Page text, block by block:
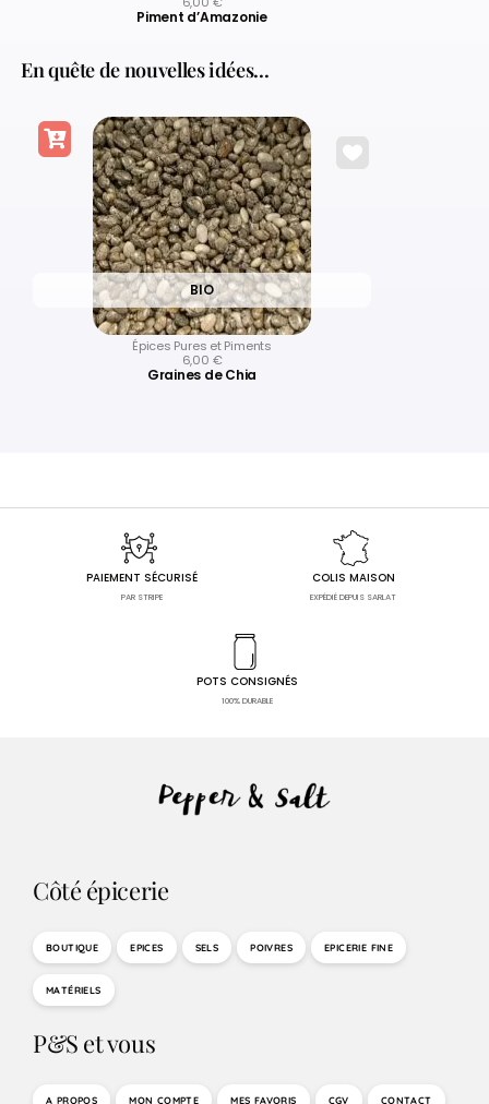
Piment d’Amazonie
En quête de nouvelles idées...
Épices Pures et Piments
6,00 €
Graines de Chia
BIO
PAIEMENT SÉCURISÉ
PAR STRIPE
COLIS MAISON
EXPÉDIÉ DEPUIS SARLAT
POTS CONSIGNÉS
100% DURABLE
Côté épicerie
BOUTIQUE EPICES SELS POIVRES EPICERIE FINE
MATÉRIELS
P&S et vous
A PROPOS MON COMPTE MES FAVORIS CGV CONTACT